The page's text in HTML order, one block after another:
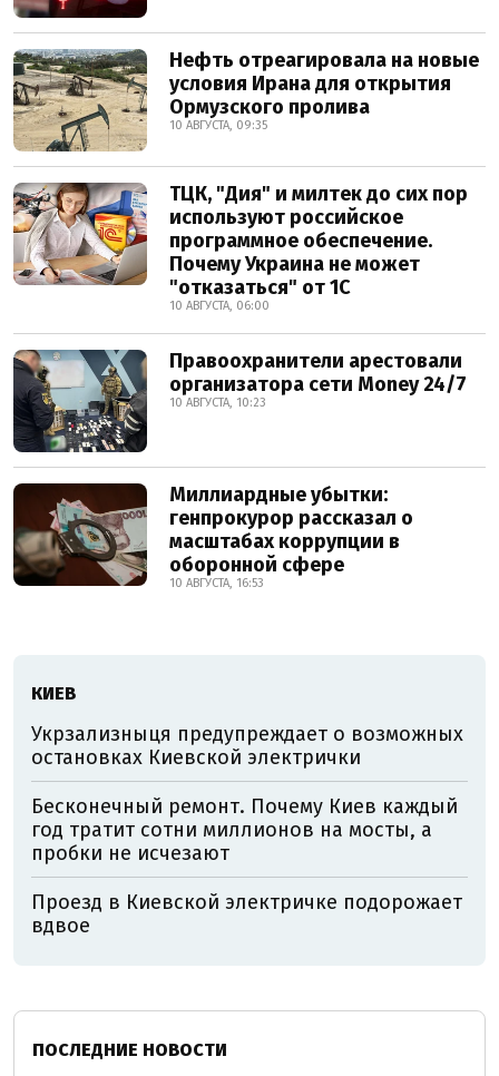
Нефть отреагировала на новые
условия Ирана для открытия
Ормузского пролива
10 АВГУСТА, 09:35
ТЦК, "Дия" и милтек до сих пор
используют российское
программное обеспечение.
Почему Украина не может
"отказаться" от 1С
10 АВГУСТА, 06:00
Правоохранители арестовали
организатора сети Money 24/7
10 АВГУСТА, 10:23
Миллиардные убытки:
генпрокурор рассказал о
масштабах коррупции в
оборонной сфере
10 АВГУСТА, 16:53
КИЕВ
Укрзализныця предупреждает о возможных
остановках Киевской электрички
Бесконечный ремонт. Почему Киев каждый
год тратит сотни миллионов на мосты, а
пробки не исчезают
Проезд в Киевской электричке подорожает
вдвое
ПОСЛЕДНИЕ НОВОСТИ